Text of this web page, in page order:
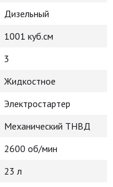
Дизельный
1001 куб.см
3
Жидкостное
Электростартер
Механический ТНВД
2600 об/мин
23 л